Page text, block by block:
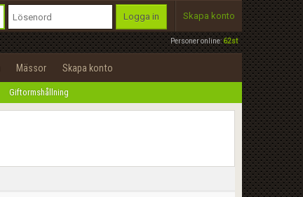
Personer online:62st
Logga in Skapa konto
Mässor Skapa konto
Giftormshållning